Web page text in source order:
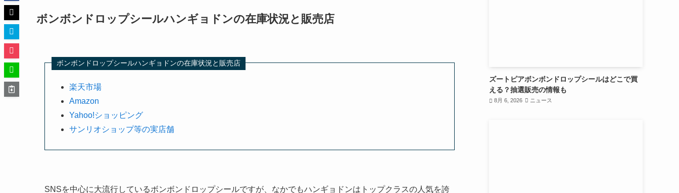
ボンボンドロップシールハンギョドンの在庫状況と販売店
ボンボンドロップシールハンギョドンの在庫状況と販売店
楽天市場
Amazon
Yahoo!ショッピング
サンリオショップ等の実店舗
SNSを中心に大流行しているボンボンドロップシールですが、なかでもハンギョドンはトップクラスの人気を誇
ズートピアボンボンドロップシールはどこで買
える？抽選販売の情報も
8月 6, 2026 ニュース